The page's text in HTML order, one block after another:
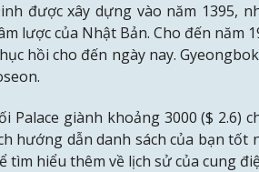
được xây dựng vào năm 1395,
lược của Nhật Bản. Cho đến năm
hồi cho đến ngày nay.
Palace giành khoảng 3000 ($ 2.6)
hướng dẫn danh sách của bạn
tìm hiểu thêm về lịch sử của cung